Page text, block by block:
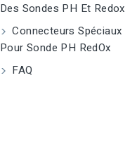
Des Sondes PH Et Redox
Connecteurs Spéciaux
Pour Sonde PH RedOx
FAQ